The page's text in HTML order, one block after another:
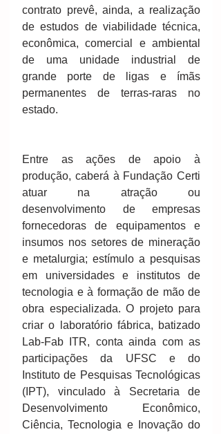
contrato prevê, ainda, a realização
de estudos de viabilidade técnica,
econômica, comercial e ambiental
de uma unidade industrial de
grande porte de ligas e ímãs
permanentes de terras-raras no
estado.
Entre as ações de apoio à
produção, caberá à Fundação Certi
atuar na atração ou
desenvolvimento de empresas
fornecedoras de equipamentos e
insumos nos setores de mineração
e metalurgia; estímulo a pesquisas
em universidades e institutos de
tecnologia e à formação de mão de
obra especializada. O projeto para
criar o laboratório fábrica, batizado
Lab-Fab ITR, conta ainda com as
participações da UFSC e do
Instituto de Pesquisas Tecnológicas
(IPT), vinculado à Secretaria de
Desenvolvimento Econômico,
Ciência, Tecnologia e Inovação do